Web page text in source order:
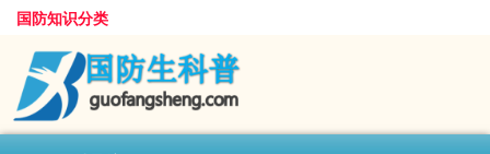
国防知识分类